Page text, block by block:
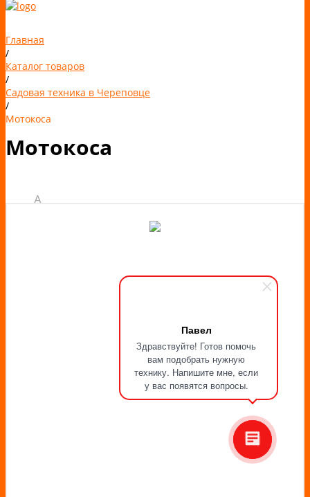
Павел
Здравствуйте! Готов помочь
вам подобрать нужную
технику. Напишите мне, если
у вас появятся вопросы.
Главная
/
Каталог товаров
/
Садовая техника в Череповце
/
Мотокоса
Мотокоса
A